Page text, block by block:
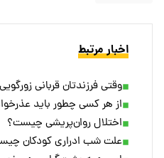
اخبار مرتبط
وقتی فرزندتان قربانی
از هر کسی چطور باید
اختلال روان‌پریشی چیست؟
علت شب ادراری کودکان